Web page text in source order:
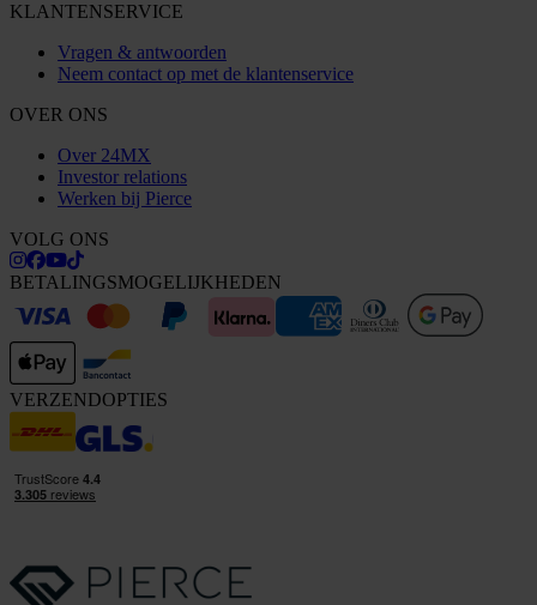
KLANTENSERVICE
Vragen & antwoorden
Neem contact op met de klantenservice
OVER ONS
Over 24MX
Investor relations
Werken bij Pierce
VOLG ONS
BETALINGSMOGELIJKHEDEN
VERZENDOPTIES